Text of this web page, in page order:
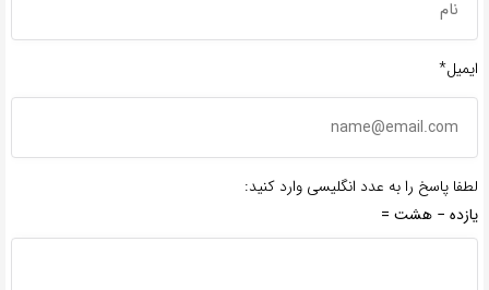
ایمیل*
لطفا پاسخ را به عدد انگلیسی وارد کنید:
یازده − هشت =